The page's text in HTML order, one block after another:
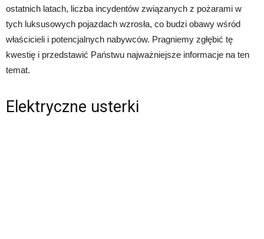
ostatnich latach, liczba incydentów związanych z pożarami w
tych luksusowych pojazdach wzrosła, co budzi obawy wśród
właścicieli i potencjalnych nabywców. Pragniemy zgłębić tę
kwestię i przedstawić Państwu najważniejsze informacje na ten
temat.
Elektryczne usterki